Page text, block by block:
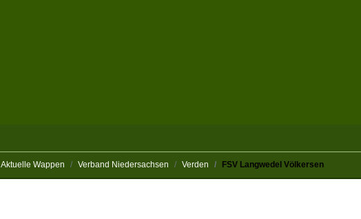
Aktuelle Wappen Verband Niedersachsen Verden FSV Langwedel Völkersen